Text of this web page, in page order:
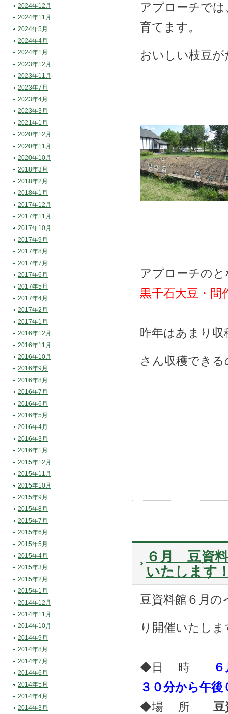
アプローチで
育てます。
おいしい枝豆
アプローチの
黒千石大豆・間
昨年はあまり
さん収穫でき
６月 豆資
いたします
豆資料館６月の
り開催いたしま
◆日 時
３０分から午
◆場 所
2024年12月
2024年11月
2024年5月
2024年4月
2024年1月
2023年12月
2023年11月
2023年7月
2023年4月
2023年3月
2021年1月
2020年12月
2020年11月
2020年10月
2018年3月
2018年2月
2018年1月
2017年12月
2017年11月
2017年10月
2017年9月
2017年8月
2017年7月
2017年6月
2017年5月
2017年4月
2017年2月
2017年1月
2016年12月
2016年11月
2016年10月
2016年9月
2016年8月
2016年7月
2016年6月
2016年5月
2016年4月
2016年3月
2016年1月
2015年12月
2015年11月
2015年10月
2015年9月
2015年8月
2015年7月
2015年6月
2015年5月
2015年4月
2015年3月
2015年2月
2015年1月
2014年12月
2014年11月
2014年10月
2014年9月
2014年8月
2014年7月
2014年6月
2014年5月
2014年4月
2014年3月